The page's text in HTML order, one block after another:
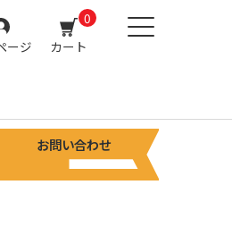
ージ カート
0
お問い合わせ